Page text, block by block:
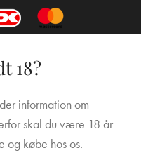
18?
information om
skal du være 18 år
købe hos os.